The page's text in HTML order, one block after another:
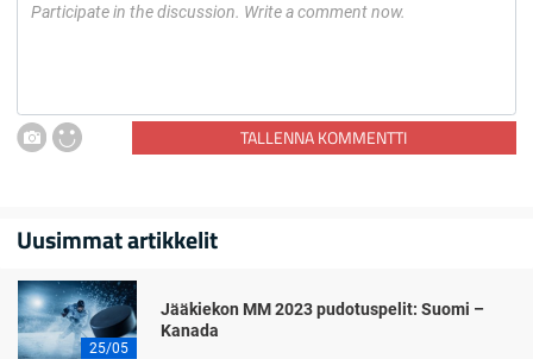
TALLENNA KOMMENTTI
Uusimmat artikkelit
25/05
Jääkiekon MM 2023 pudotuspelit: Suomi –
Kanada